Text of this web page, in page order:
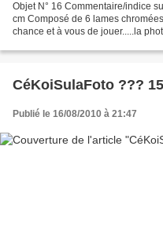
Objet N° 16 Commentaire/indice
cm Composé de 6 lames
chance et à vous de jouer.....la
CéKoiSulaFoto ??? 15
Publié le 16/08/2010 à 21:47